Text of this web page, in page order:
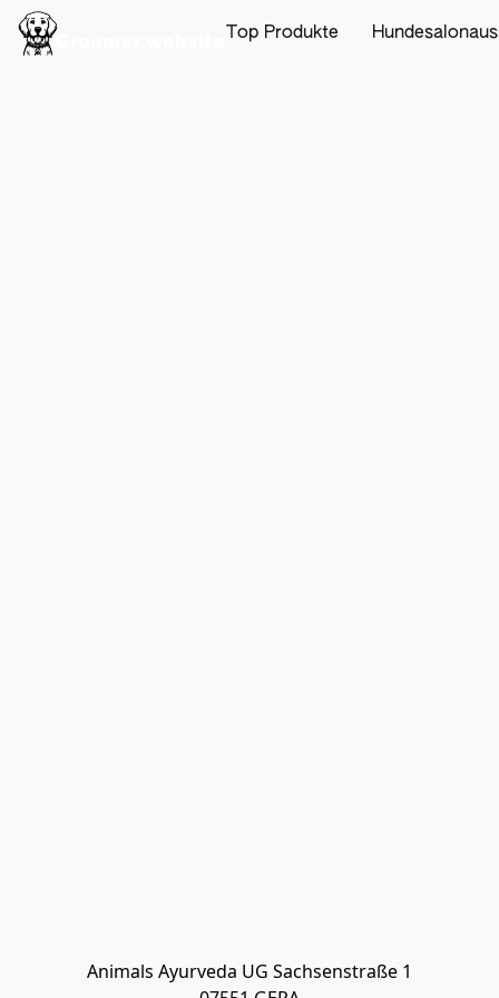
Top Produkte
Animals Ayurveda UG Sachsenstraße 1